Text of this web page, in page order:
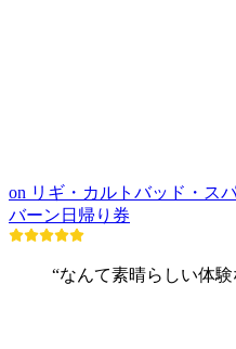
on リギ・カルトバッド・ス
バーン日帰り券
“なんて素晴らしい体